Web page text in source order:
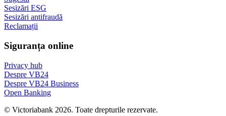
Sesizări ESG
Sesizări antifraudă
Reclamații
Siguranța online
Privacy hub
Despre VB24
Despre VB24 Business
Open Banking
© Victoriabank 2026. Toate drepturile rezervate.